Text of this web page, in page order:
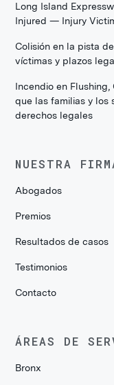
Long Island
Injured — Injury
Colisión en la pista
víctimas y plazos
Incendio en
que las familias y los
derechos legales
NUESTRA
Abogados
Premios
Resultados de casos
Testimonios
Contacto
ÁREAS DE
Bronx